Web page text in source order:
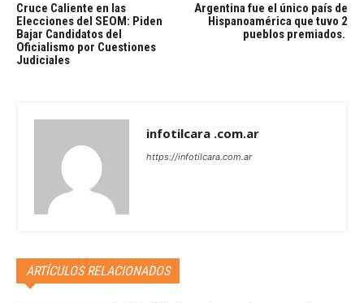
Cruce Caliente en las
Elecciones del SEOM: Piden
Bajar Candidatos del
Oficialismo por Cuestiones
Judiciales
Argentina fue el único país de
Hispanoamérica que tuvo 2
pueblos premiados.
infotilcara .com.ar
https://infotilcara.com.ar
ARTÍCULOS RELACIONADOS